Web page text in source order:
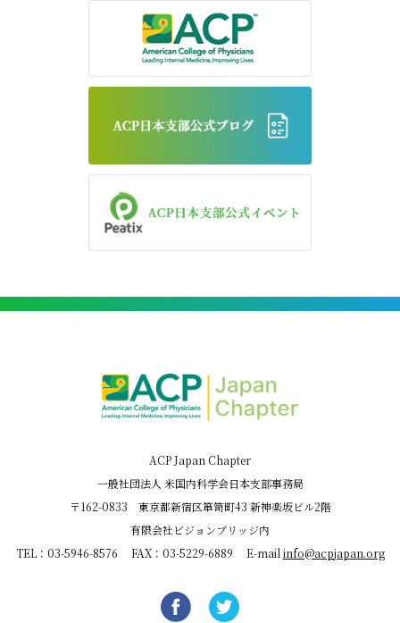
ACP Japan Chapter
一般社団法人 米国内科学会日本支部事務局
〒162-0833 東京都新宿区箪笥町43 新神楽坂ビル2階
有限会社ビジョンブリッジ内
TEL：03-5946-8576 FAX：03-5229-6889 E-mail info@acpjapan.org